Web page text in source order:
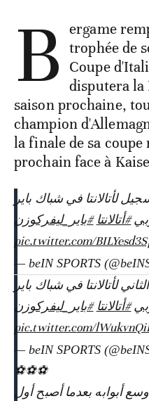
B ergame
trophée de
Coupe
disputera la
saison prochaine,
champion
la finale de sa
prochain face à
لأتالانتا في شباك باير
#أتالانتا #باير_ليفركوزن
pic.twitter.com/
— beIN SPORTS
لأتالانتا في شباك باير
#أتالانتا #باير_ليفركوزن
pic.twitter.com/
— beIN SPORTS
⚽️⚽️⚽️
أبوابه بعدما أصبح أول